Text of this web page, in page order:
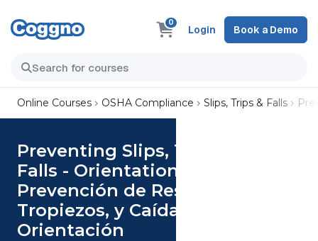
0
Login Book a Demo
Online Courses OSHA Compliance Slips, Trips & Falls
Preventing Slips, Trips, and
Falls - Orientation (Spanish)
Prevención de Resbalones,
Tropiezos, y Caídas -
Orientación